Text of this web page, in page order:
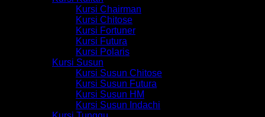
Kursi Chairman
Kursi Chitose
Kursi Fortuner
Kursi Futura
Kursi Polaris
Kursi Susun
Kursi Susun Chitose
Kursi Susun Futura
Kursi Susun HM
Kursi Susun Indachi